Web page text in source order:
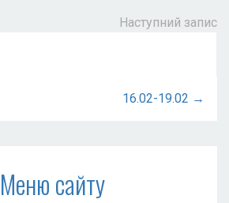
Наступний запис
16.02-19.02 →
Меню сайту